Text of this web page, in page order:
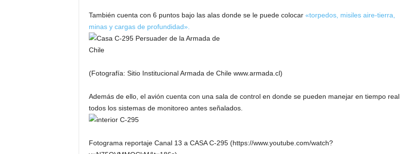
También cuenta con 6 puntos bajo las alas donde se le puede colocar«torpedos, misiles aire-tierra,
minas y cargas de profundidad».
(Fotografía: Sitio Institucional Armada de Chile www.armada.cl)
Además de ello, el avión cuenta con una sala de control en donde se pueden manejar en tiempo real
todos los sistemas de monitoreo antes señalados.
Fotograma reportaje Canal 13 a CASA C-295 (https://www.youtube.com/watch?